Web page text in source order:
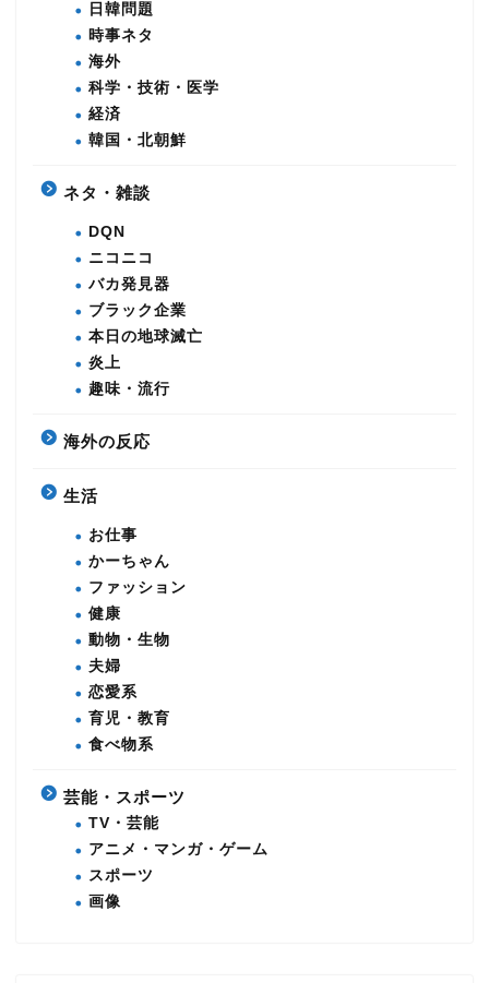
日韓問題
時事ネタ
海外
科学・技術・医学
経済
韓国・北朝鮮
ネタ・雑談
DQN
ニコニコ
バカ発見器
ブラック企業
本日の地球滅亡
炎上
趣味・流行
海外の反応
生活
お仕事
かーちゃん
ファッション
健康
動物・生物
夫婦
恋愛系
育児・教育
食べ物系
芸能・スポーツ
TV・芸能
アニメ・マンガ・ゲーム
スポーツ
画像